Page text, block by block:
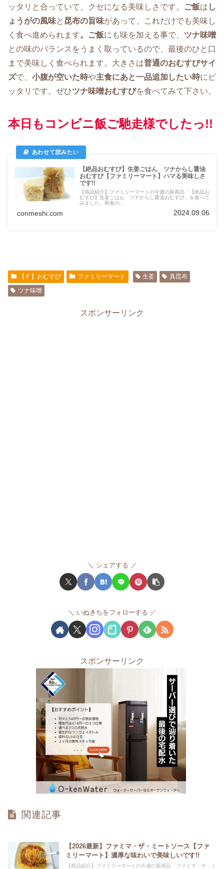
ッタリと合っていて、クセになる美味しさです。 ご飯は し
ょうがの風味と 昆布の旨味があって、これだけでも美味し
く食べ進められます。ご飯にも味を加える事で、 ツナ味噌
との味のバランスをうまく取っているので、最後のひと口
まで美味しく食べられます。大きさは普通のおむすびサイ
ズで、 小腹が空いた時や主食にあと一品追加したい時にピ
ッタリです。ぜひツナ味噌おむすびを食べてみて下さい。
本日もコンビニ飯ご馳走様でしたっ!!
【絶品おむすび】生姜ごはん ツナからし醤油
おむすび【ファミリーマート】ハマる美味しさ
です!!
【商品紹介】ファミリーマートの今週の新商品「【絶品お
むすび】生姜ごはん ツナからし醤油おむすび」を食べて
みました。和食の...
conmeshi.com 2024.09.06
【Ｆ】おむすび ファミリーマート 生姜
真昆布
ツナ味噌
スポンサーリンク
シェアする
いぬきちをフォローする
スポンサーリンク
関連記事
【2026最新】ファミマ・ザ・ミートソース【ファ
ミリーマート】濃厚な味わいで美味しいです!!
【商品紹介】ファミリーマートの今週の新商品「ファミマ・ザ・ミ